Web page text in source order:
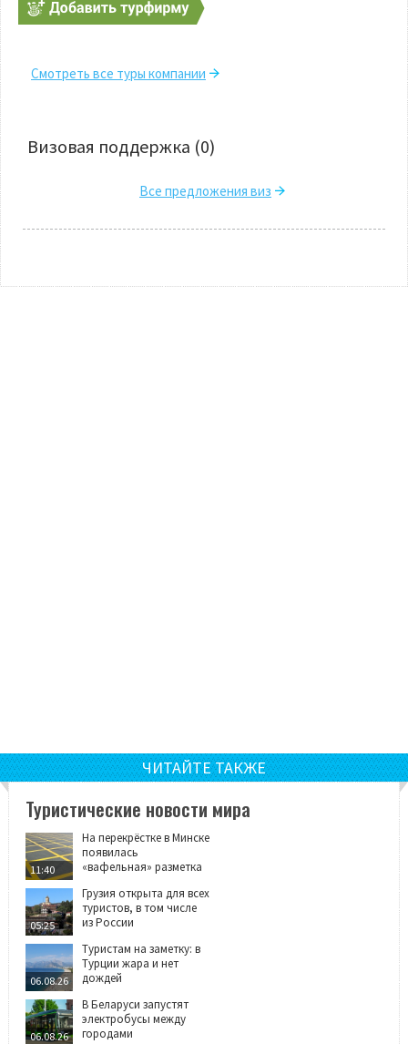
Смотреть все туры компании
Визовая поддержка (0)
Все предложения виз
ЧИТАЙТЕ ТАКЖЕ
Туристические новости мира
11:40
На перекрёстке в Минске
появилась
«вафельная» разметка
05:25
Грузия открыта для всех
туристов, в том числе
из России
06.08.26
Туристам на заметку: в
Турции жара и нет
дождей
06.08.26
В Беларуси запустят
электробусы между
городами